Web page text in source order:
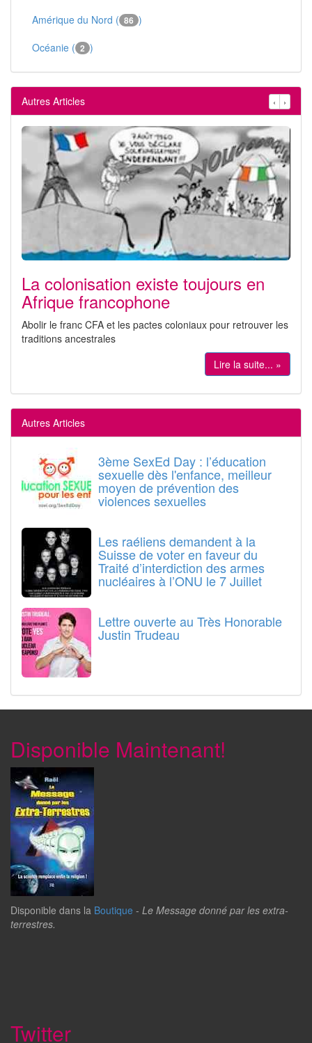
Amérique du Nord ( 86 )
Océanie ( 2 )
Autres Articles ‹ ›
La colonisation existe toujours en
Afrique francophone
Abolir le franc CFA et les pactes coloniaux pour retrouver les
traditions ancestrales
Lire la suite... »
Autres Articles
3ème SexEd Day : l’éducation
sexuelle dès l'enfance, meilleur
moyen de prévention des
violences sexuelles
Les raéliens demandent à la
Suisse de voter en faveur du
Traité d’interdiction des armes
nucléaires à l’ONU le 7 Juillet
Lettre ouverte au Très Honorable
Justin Trudeau
Disponible Maintenant!
Disponible dans la Boutique - Le Message donné par les extra-
terrestres.
Twitter